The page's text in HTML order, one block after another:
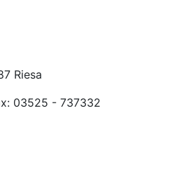
Riesa
03525 - 737332